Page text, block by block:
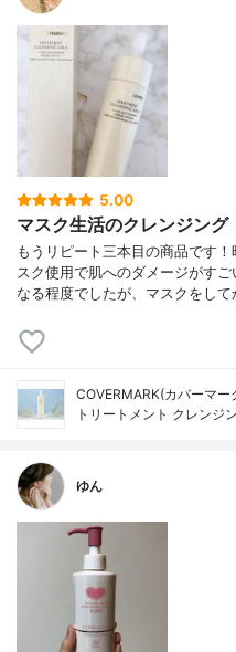
5.00
マスク生活のクレンジング
もうリピート三本目の商品です
スク使用で肌へのダメージがす
なる程度でしたが、マスクをし
COVERMARK(カバーマー
トリートメント クレンジ
ゆん